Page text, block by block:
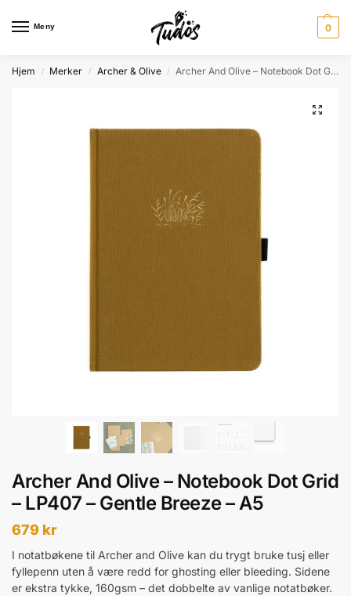
Meny 0
Hjem / Merker / Archer & Olive / Archer And Olive – Notebook Dot Grid – LP407 – Gentle Breeze – A5
Archer And Olive – Notebook Dot Grid
– LP407 – Gentle Breeze – A5
679 kr
I notatbøkene til Archer and Olive kan du trygt bruke tusj eller
fyllepenn uten å være redd for ghosting eller bleeding. Sidene
er ekstra tykke, 160gsm – det dobbelte av vanlige notatbøker.